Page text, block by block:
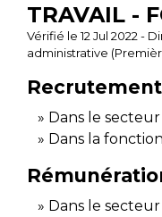
TRAVAIL -
Vérifié le 12 Jul 2022 -
administrative
Recrutement
Dans le
Dans la
Dans le